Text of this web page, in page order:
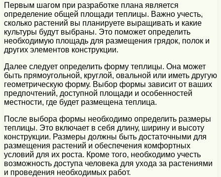
Первым шагом при разработке плана является
определение общей площади теплицы. Важно учесть,
сколько растений вы планируете выращивать и какие
культуры будут выбраны. Это поможет определить
необходимую площадь для размещения грядок, полок и
других элементов конструкции.
Далее следует определить форму теплицы. Она может
быть прямоугольной, круглой, овальной или иметь другую
геометрическую форму. Выбор формы зависит от ваших
предпочтений, доступной площади и особенностей
местности, где будет размещена теплица.
После выбора формы необходимо определить размеры
теплицы. Это включает в себя длину, ширину и высоту
конструкции. Размеры должны быть достаточными для
размещения растений и обеспечения комфортных
условий для их роста. Кроме того, необходимо учесть
возможность доступа человека для ухода за растениями
и проведения необходимых работ.